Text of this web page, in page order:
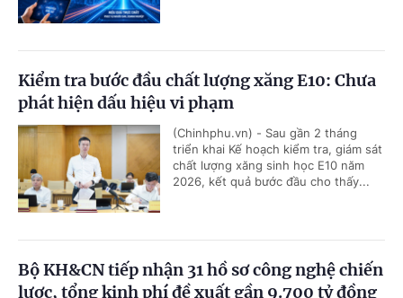
Kiểm tra bước đầu chất lượng xăng E10: Chưa
phát hiện dấu hiệu vi phạm
(Chinhphu.vn) - Sau gần 2 tháng
triển khai Kế hoạch kiểm tra, giám sát
chất lượng xăng sinh học E10 năm
2026, kết quả bước đầu cho thấy...
Bộ KH&CN tiếp nhận 31 hồ sơ công nghệ chiến
lược, tổng kinh phí đề xuất gần 9.700 tỷ đồng